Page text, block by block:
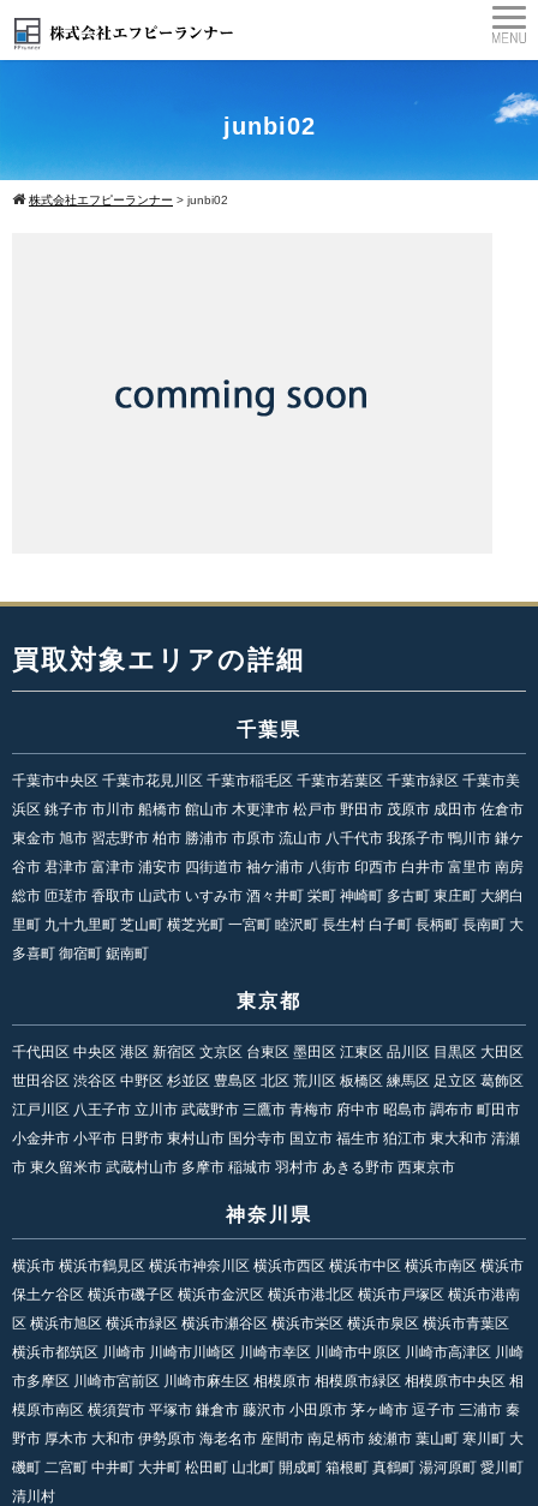
junbi02
株式会社エフピーランナー > junbi02
買取対象エリアの詳細
千葉県
千葉市中央区 千葉市花見川区 千葉市稲毛区 千葉市若葉区 千葉市緑区 千葉市美
浜区 銚子市 市川市 船橋市 館山市 木更津市 松戸市 野田市 茂原市 成田市 佐倉市
東金市 旭市 習志野市 柏市 勝浦市 市原市 流山市 八千代市 我孫子市 鴨川市 鎌ケ
谷市 君津市 富津市 浦安市 四街道市 袖ケ浦市 八街市 印西市 白井市 富里市 南房
総市 匝瑳市 香取市 山武市 いすみ市 酒々井町 栄町 神崎町 多古町 東庄町 大網白
里町 九十九里町 芝山町 横芝光町 一宮町 睦沢町 長生村 白子町 長柄町 長南町 大
多喜町 御宿町 鋸南町
東京都
千代田区 中央区 港区 新宿区 文京区 台東区 墨田区 江東区 品川区 目黒区 大田区
世田谷区 渋谷区 中野区 杉並区 豊島区 北区 荒川区 板橋区 練馬区 足立区 葛飾区
江戸川区 八王子市 立川市 武蔵野市 三鷹市 青梅市 府中市 昭島市 調布市 町田市
小金井市 小平市 日野市 東村山市 国分寺市 国立市 福生市 狛江市 東大和市 清瀬
市 東久留米市 武蔵村山市 多摩市 稲城市 羽村市 あきる野市 西東京市
神奈川県
横浜市 横浜市鶴見区 横浜市神奈川区 横浜市西区 横浜市中区 横浜市南区 横浜市
保土ケ谷区 横浜市磯子区 横浜市金沢区 横浜市港北区 横浜市戸塚区 横浜市港南
区 横浜市旭区 横浜市緑区 横浜市瀬谷区 横浜市栄区 横浜市泉区 横浜市青葉区
横浜市都筑区 川崎市 川崎市川崎区 川崎市幸区 川崎市中原区 川崎市高津区 川崎
市多摩区 川崎市宮前区 川崎市麻生区 相模原市 相模原市緑区 相模原市中央区 相
模原市南区 横須賀市 平塚市 鎌倉市 藤沢市 小田原市 茅ヶ崎市 逗子市 三浦市 秦
野市 厚木市 大和市 伊勢原市 海老名市 座間市 南足柄市 綾瀬市 葉山町 寒川町 大
磯町 二宮町 中井町 大井町 松田町 山北町 開成町 箱根町 真鶴町 湯河原町 愛川町
清川村